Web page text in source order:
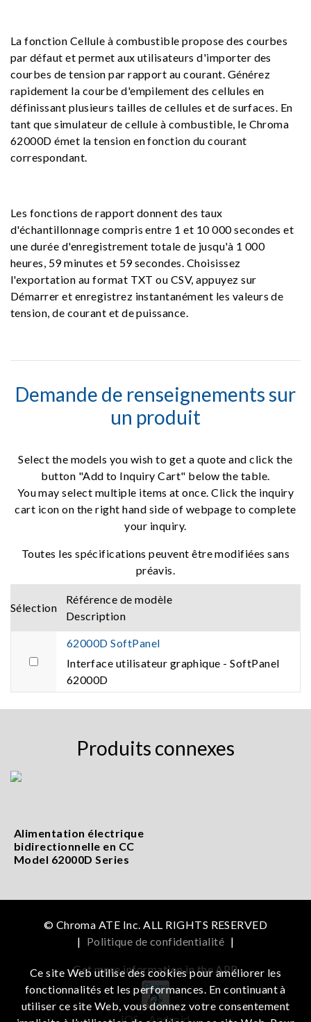
La fonction Cellule à combustible propose des courbes
par défaut et permet aux utilisateurs d'importer des
courbes de tension par rapport au courant. Générez
rapidement la courbe d'empilement des cellules en
définissant plusieurs tailles de cellules et de surfaces. En
tant que simulateur de cellule à combustible, le Chroma
62000D émet la tension en fonction du courant
correspondant.
Les fonctions de rapport donnent des taux
d'échantillonnage compris entre 1 et 10 000 secondes et
une durée d'enregistrement totale de jusqu'à 1 000
heures, 59 minutes et 59 secondes. Choisissez
l'exportation au format TXT ou CSV, appuyez sur
Démarrer et enregistrez instantanément les valeurs de
tension, de courant et de puissance.
Demande de renseignements sur
un produit
Select the models you wish to get a quote and click the
button "Add to Inquiry Cart" below the table.
You may select multiple items at once. Click the inquiry
cart icon on the right hand side of webpage to complete
your inquiry.
Toutes les spécifications peuvent être modifiées sans
préavis.
Sélection
Référence de modèle
Description
62000D SoftPanel
Interface utilisateur graphique - SoftPanel
62000D
Produits connexes
Alimentation électrique
bidirectionnelle en CC
Model 62000D Series
© Chroma ATE Inc. ALL RIGHTS RESERVED
| Politique de confidentialité |
Get more information in the APP
iOS Android
Ce site Web utilise des cookies pour améliorer les
fonctionnalités et les performances. En continuant à
utiliser ce site Web, vous donnez votre consentement